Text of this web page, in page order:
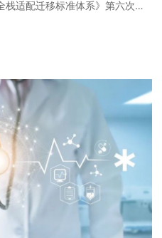
适配迁移标准体系》第六次研